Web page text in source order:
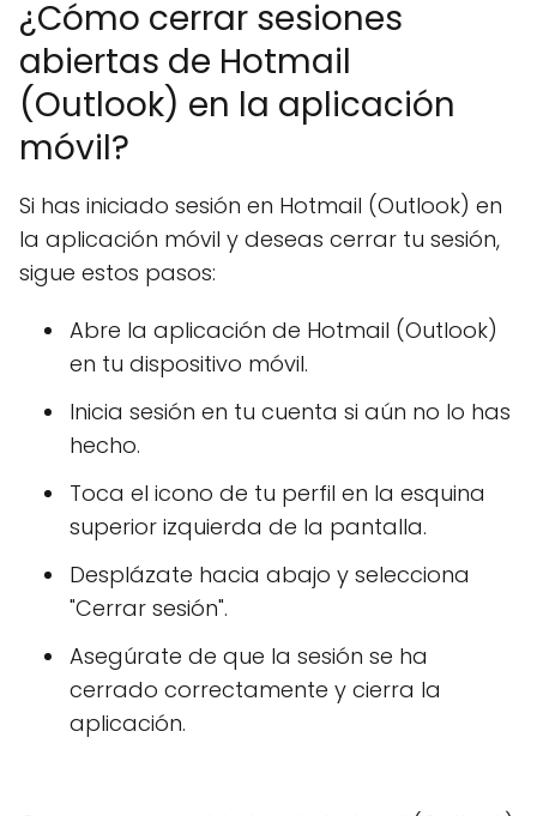
¿Cómo cerrar sesiones
abiertas de Hotmail
(Outlook) en la aplicación
móvil?
Si has iniciado sesión en Hotmail (Outlook) en
la aplicación móvil y deseas cerrar tu sesión,
sigue estos pasos:
Abre la aplicación de Hotmail (Outlook)
en tu dispositivo móvil.
Inicia sesión en tu cuenta si aún no lo has
hecho.
Toca el icono de tu perfil en la esquina
superior izquierda de la pantalla.
Desplázate hacia abajo y selecciona
"Cerrar sesión".
Asegúrate de que la sesión se ha
cerrado correctamente y cierra la
aplicación.